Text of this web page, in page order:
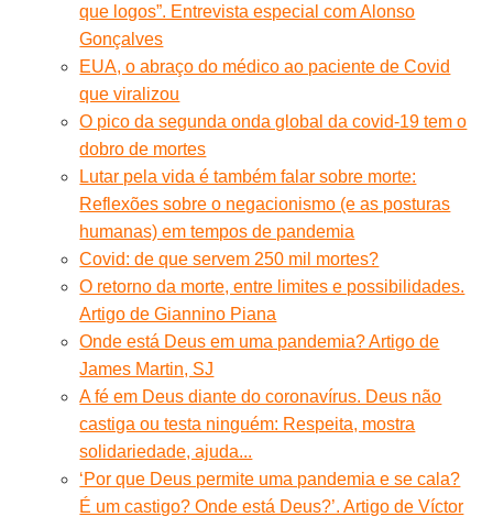
que logos”. Entrevista especial com Alonso
Gonçalves
EUA, o abraço do médico ao paciente de Covid
que viralizou
O pico da segunda onda global da covid-19 tem o
dobro de mortes
Lutar pela vida é também falar sobre morte:
Reflexões sobre o negacionismo (e as posturas
humanas) em tempos de pandemia
Covid: de que servem 250 mil mortes?
O retorno da morte, entre limites e possibilidades.
Artigo de Giannino Piana
Onde está Deus em uma pandemia? Artigo de
James Martin, SJ
A fé em Deus diante do coronavírus. Deus não
castiga ou testa ninguém: Respeita, mostra
solidariedade, ajuda...
‘Por que Deus permite uma pandemia e se cala?
É um castigo? Onde está Deus?’. Artigo de Víctor